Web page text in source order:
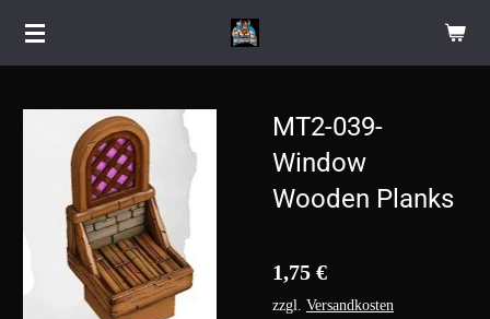
Zum
MT2-039-
Window
Wooden Planks
1,75 €
zzgl. Versandkosten